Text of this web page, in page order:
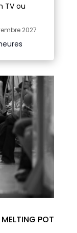
TV ou
2027
POT